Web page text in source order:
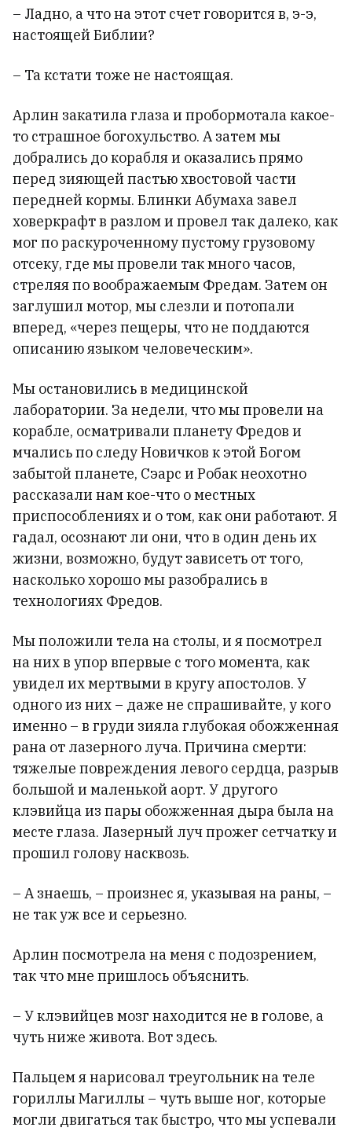
– Ладно, а что на этот счет говорится в, э-э,
настоящей Библии?
– Та кстати тоже не настоящая.
Арлин закатила глаза и пробормотала какое-
то страшное богохульство. А затем мы
добрались до корабля и оказались прямо
перед зияющей пастью хвостовой части
передней кормы. Блинки Абумаха завел
ховеркрафт в разлом и провел так далеко, как
мог по раскуроченному пустому грузовому
отсеку, где мы провели так много часов,
стреляя по воображаемым Фредам. Затем он
заглушил мотор, мы слезли и потопали
вперед, «через пещеры, что не поддаются
описанию языком человеческим».
Мы остановились в медицинской
лаборатории. За недели, что мы провели на
корабле, осматривали планету Фредов и
мчались по следу Новичков к этой Богом
забытой планете, Сэарс и Робак неохотно
рассказали нам кое-что о местных
приспособлениях и о том, как они работают. Я
гадал, осознают ли они, что в один день их
жизни, возможно, будут зависеть от того,
насколько хорошо мы разобрались в
технологиях Фредов.
Мы положили тела на столы, и я посмотрел
на них в упор впервые с того момента, как
увидел их мертвыми в кругу апостолов. У
одного из них – даже не спрашивайте, у кого
именно – в груди зияла глубокая обожженная
рана от лазерного луча. Причина смерти:
тяжелые повреждения левого сердца, разрыв
большой и маленькой аорт. У другого
клэвийца из пары обожженная дыра была на
месте глаза. Лазерный луч прожег сетчатку и
прошил голову насквозь.
– А знаешь, – произнес я, указывая на раны, –
не так уж все и серьезно.
Арлин посмотрела на меня с подозрением,
так что мне пришлось объяснить.
– У клэвийцев мозг находится не в голове, а
чуть ниже живота. Вот здесь.
Пальцем я нарисовал треугольник на теле
гориллы Магиллы – чуть выше ног, которые
могли двигаться так быстро, что мы успевали